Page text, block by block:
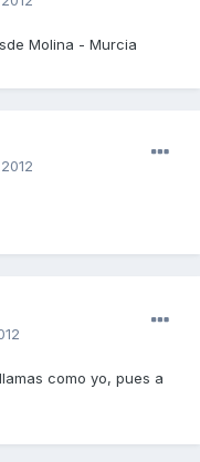
Molina - Murcia
como yo, pues a